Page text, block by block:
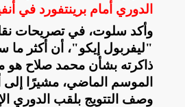
الدوري أمام برينتفورد في
وأكد سلوت، في تصريحات
"ليفربول إيكو"، أن أكثر
ذاكرته بشأن محمد صلاح هو
الموسم الماضي، مشيرًا
وصف التتويج بلقب الدوري